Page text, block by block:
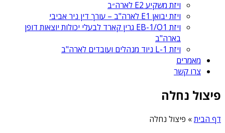
ויזת משקיע E2 לארה״ב
ויזת יבואן E1 לארה"ב – עורך דין ניר אביבי
ויזת EB-1/O1 גרין קארד לבעלי יכולות יוצאות דופן
בארה"ב
ויזת L-1 ניוד מנהלים ועובדים לארה"ב
מאמרים
צרו קשר
פיצול נחלה
דף הבית» פיצול נחלה